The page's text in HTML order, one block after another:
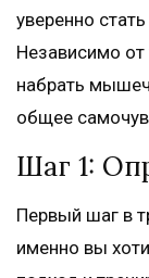
уверенно
Независимо от
набрать
общее
Шаг 1:
Первый шаг в
именно вы